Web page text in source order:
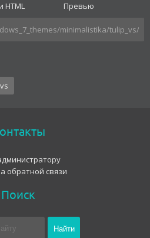
HTML Превью
vs
обратной связи
Поиск